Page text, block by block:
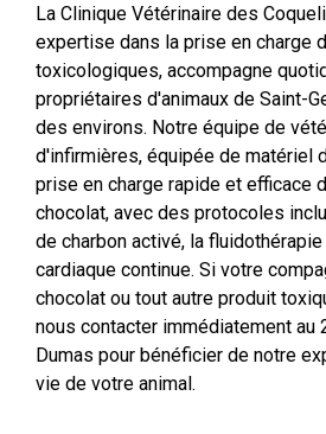
La Clinique Vétérinaire des
expertise dans la prise en charge
toxicologiques, accompagne
propriétaires d'animaux de Saint-
des environs. Notre équipe de
d'infirmières, équipée de matériel
prise en charge rapide et efficace
chocolat, avec des protocoles
de charbon activé, la
cardiaque continue. Si votre
chocolat ou tout autre produit
nous contacter immédiatement au
Dumas pour bénéficier de notre
vie de votre animal.